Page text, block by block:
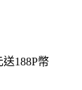
送188P幣